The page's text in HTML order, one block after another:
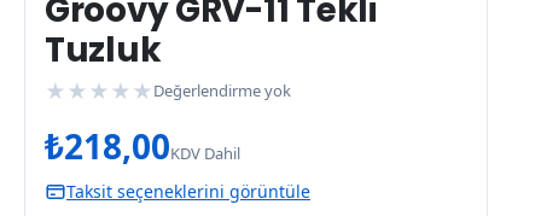
Groovy GRV-11 Tekli
Tuzluk
★ ★ ★ ★ ★ Değerlendirme yok
₺218,00KDV Dahil
Taksit seçeneklerini görüntüle